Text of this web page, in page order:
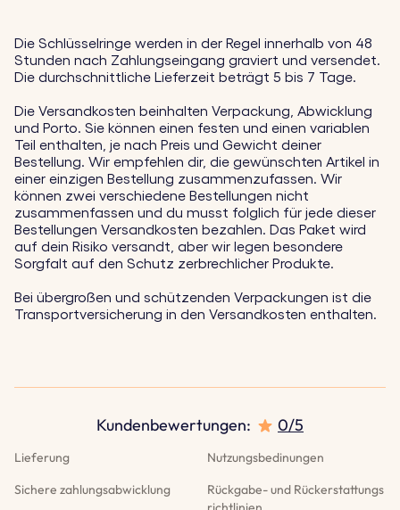
Die Schlüsselringe werden in der Regel innerhalb von 48
Stunden nach Zahlungseingang graviert und versendet.
Die durchschnittliche Lieferzeit beträgt 5 bis 7 Tage.
Die Versandkosten beinhalten Verpackung, Abwicklung
und Porto. Sie können einen festen und einen variablen
Teil enthalten, je nach Preis und Gewicht deiner
Bestellung. Wir empfehlen dir, die gewünschten Artikel in
einer einzigen Bestellung zusammenzufassen. Wir
können zwei verschiedene Bestellungen nicht
zusammenfassen und du musst folglich für jede dieser
Bestellungen Versandkosten bezahlen. Das Paket wird
auf dein Risiko versandt, aber wir legen besondere
Sorgfalt auf den Schutz zerbrechlicher Produkte.
Bei übergroßen und schützenden Verpackungen ist die
Transportversicherung in den Versandkosten enthalten.
Lieferung
Nutzungsbedinungen
Sichere zahlungsabwicklung
Rückgabe- und Rückerstattungs
Kundenbewertungen: 0/5